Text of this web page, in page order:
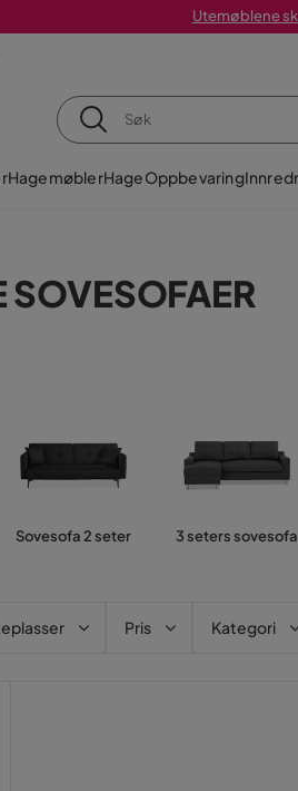
Utemøblene
HagemøblerHageOppbevaring
SOVESOFAER
Sovesofa 2 seter 3 seters sovesofa
Pris Kategori